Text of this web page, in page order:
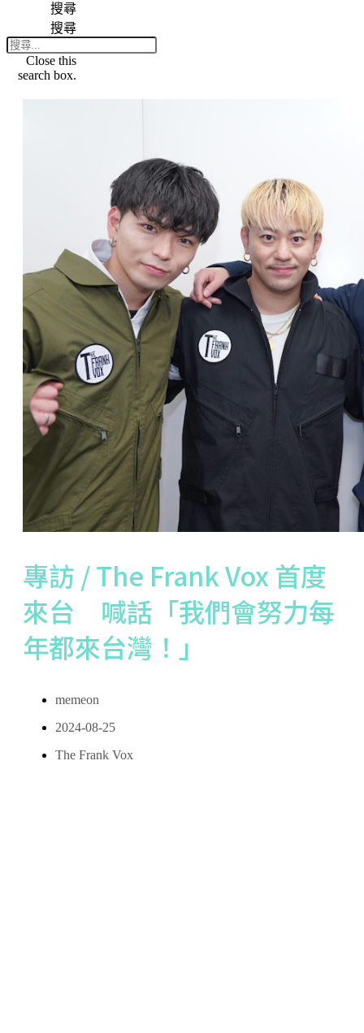
搜尋
搜尋
Close this
search box.
專訪 / The Frank Vox 首度
來台 喊話「我們會努力每
年都來台灣！」
memeon
2024-08-25
The Frank Vox